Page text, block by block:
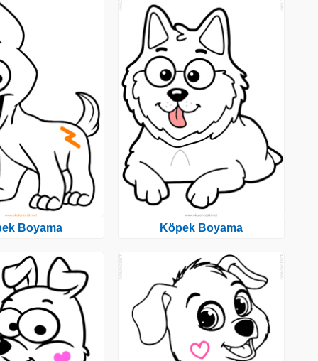
Boyama Köpek Boyama